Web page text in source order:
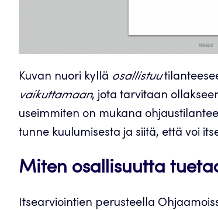
Kuvan nuori kyllä osallistuu
vaikuttamaan, jota tarvitaan
useimmiten on mukana
tunne kuulumisesta ja siitä, että voi
Miten osallisuutta
Itsearviointien perusteella